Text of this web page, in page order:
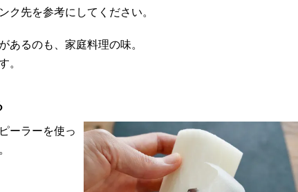
ク先を参考にしてください。
あるのも、家庭料理の味。
。
ーラーを使っ